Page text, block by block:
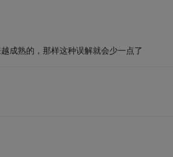
成熟的，那样这种误解就会少一点了